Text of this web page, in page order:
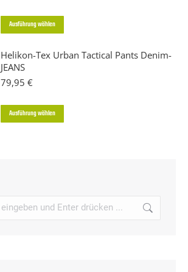
auf.
Die
Optionen
der
Produktseite
Ausführung wählen
weist
auf.
Die
Produktseite
Helikon-Tex Urban Tactical Pants Denim-
JEANS
79,95 €
Ausführung wählen
Die